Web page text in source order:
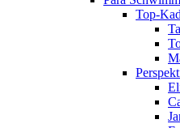
Top-